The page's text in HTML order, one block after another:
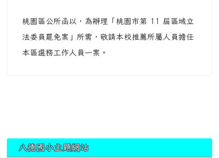
桃園區公所函以，為辦理「桃園市第 11 屆區域立
法委員罷免案」所需，敬請本校推薦所屬人員擔任
本區選務工作人員一案。
八德國小主題網站